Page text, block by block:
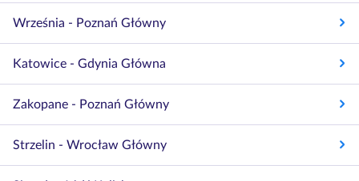
Września - Poznań Główny
Katowice - Gdynia Główna
Zakopane - Poznań Główny
Strzelin - Wrocław Główny